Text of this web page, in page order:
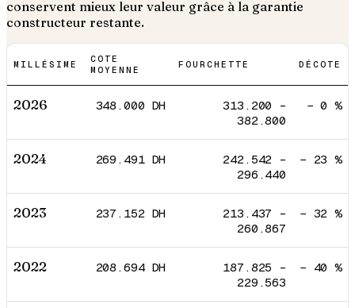
conservent mieux leur valeur grâce à la garantie
constructeur restante.
MILLÉSIME
COTE
MOYENNE
FOURCHETTE DÉCOTE
2026 348.000 DH 313.200 –
382.800
−0 %
2024 269.491DH 242.542 –
296.440
− 23 %
2023 237.152 DH 213.437 –
260.867
− 32 %
2022 208.694DH 187.825 –
229.563
− 40 %